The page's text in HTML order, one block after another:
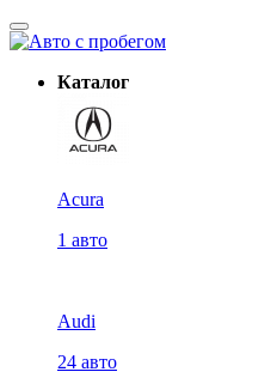
Каталог
Acura
1 авто
Audi
24 авто